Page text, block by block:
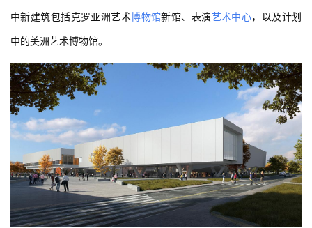
中新建筑包括克罗亚洲艺术博物馆新馆、表演艺术中心，以及计划
中的美洲艺术博物馆。